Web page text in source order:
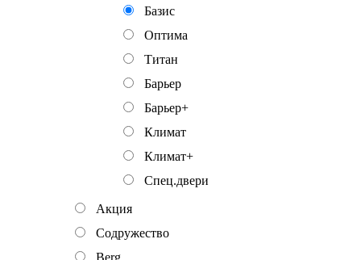
Базис
Оптима
Титан
Барьер
Барьер+
Климат
Климат+
Спец.двери
Акция
Содружество